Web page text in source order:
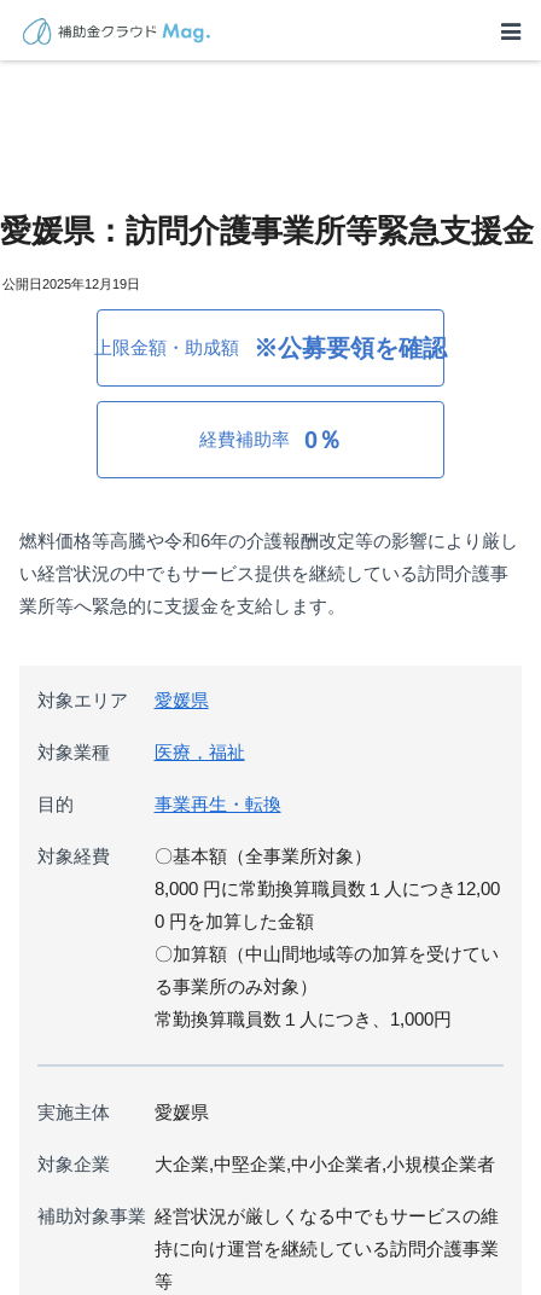
愛媛県：訪問介護事業所等緊急支援金
2025年12月19日
上限金額・助成額 ※公募要領を確認
経費補助率 0％
燃料価格等高騰や令和6年の介護報酬改定等の影響により厳し
い経営状況の中でもサービス提供を継続している訪問介護事
業所等へ緊急的に支援金を支給します。
対象エリア 愛媛県
対象業種 医療，福祉
目的 事業再生・転換
対象経費
〇基本額（全事業所対象）
8,000 円に常勤換算職員数１人につき12,00
0 円を加算した金額
〇加算額（中山間地域等の加算を受けてい
る事業所のみ対象）
常勤換算職員数１人につき、1,000円
実施主体 愛媛県
対象企業 大企業,中堅企業,中小企業者,小規模企業者
補助対象事業 経営状況が厳しくなる中でもサービスの維
持に向け運営を継続している訪問介護事業
等